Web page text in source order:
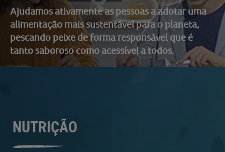
Ajudamos ativamente as pessoas a adotar uma
alimentação mais sustentável para o planeta,
pescando peixe de forma responsável que é
tanto saboroso como acessível a todos.
NUTRIÇÃO